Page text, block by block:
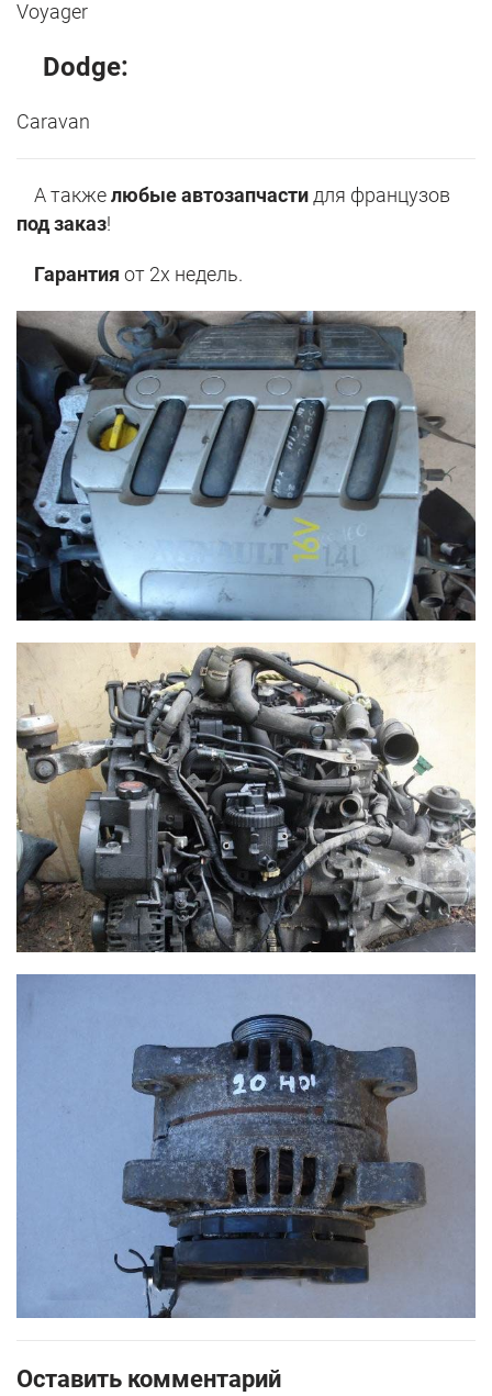
Voyager
Dodge:
Caravan
А такжелюбые автозапчасти для французов
под заказ!
Гарантия от 2х недель.
Оставить комментарий